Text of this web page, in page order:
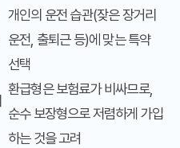
개인의 운전 습관(잦은 장거리
운전, 출퇴근 등)에 맞는 특약
선택
환급형은 보험료가 비싸므로,
순수 보장형으로 저렴하게 가입
하는 것을 고려